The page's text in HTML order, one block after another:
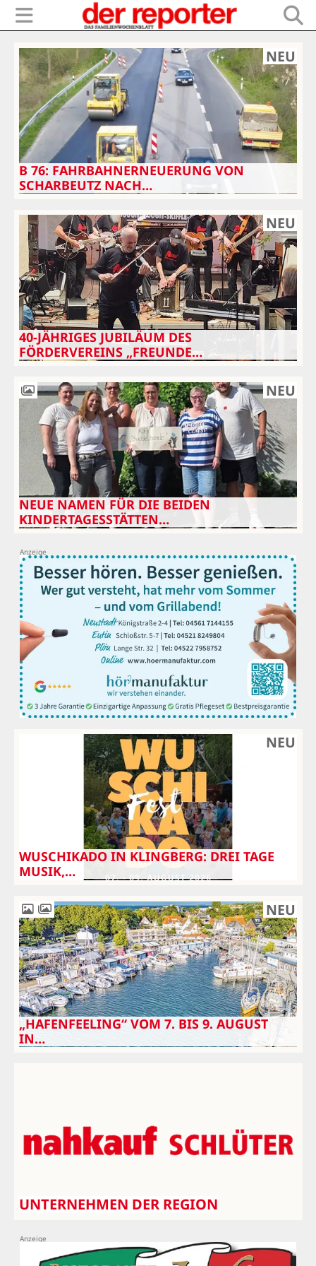
NEU
B 76: FAHRBAHNERNEUERUNG VON
SCHARBEUTZ NACH…
NEU
40-JÄHRIGES JUBILÄUM DES
FÖRDERVEREINS „FREUNDE…
NEU
NEUE NAMEN FÜR DIE BEIDEN
KINDERTAGESSTÄTTEN…
NEU
WUSCHIKADO IN KLINGBERG: DREI TAGE
MUSIK,…
NEU
„HAFENFEELING“ VOM 7. BIS 9. AUGUST
IN…
UNTERNEHMEN DER REGION